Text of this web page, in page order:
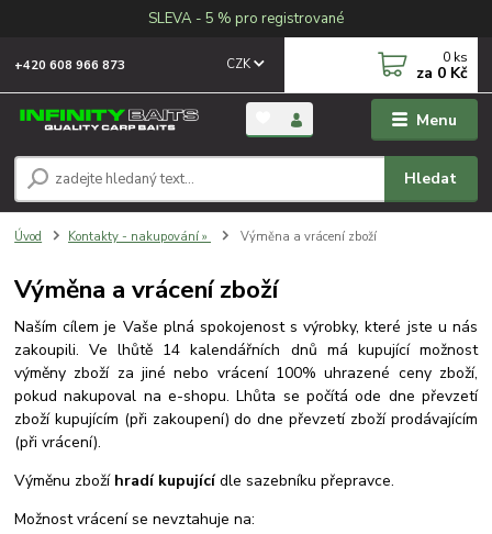
SLEVA - 5 % pro registrované
Menu
CZK
Hledat
+420 608 966 873 0 ks
za 0 Kč
Úvod Kontakty - nakupování » Výměna a vrácení zboží
Výměna a vrácení zboží
Naším cílem je Vaše plná spokojenost s výrobky, které jste u nás
zakoupili. Ve lhůtě 14 kalendářních dnů má kupující možnost
výměny zboží za jiné nebo vrácení 100% uhrazené ceny zboží,
pokud nakupoval na e-shopu. Lhůta se počítá ode dne převzetí
zboží kupujícím (při zakoupení) do dne převzetí zboží prodávajícím
(při vrácení).
Výměnu zboží hradí kupujícídle sazebníku přepravce.
Možnost vrácení se nevztahuje na: